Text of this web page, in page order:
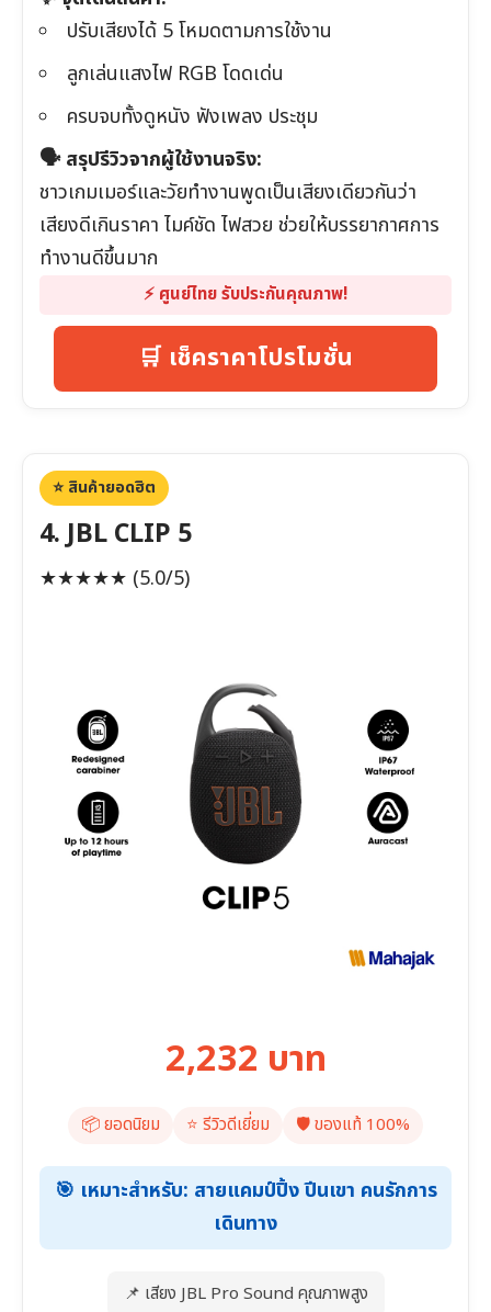
ปรับเสียงได้ 5 โหมดตามการใช้งาน
ลูกเล่นแสงไฟ RGB โดดเด่น
ครบจบทั้งดูหนัง ฟังเพลง ประชุม
🗣️ สรุปรีวิวจากผู้ใช้งานจริง:
ชาวเกมเมอร์และวัยทำงานพูดเป็นเสียงเดียวกันว่า
เสียงดีเกินราคา ไมค์ชัด ไฟสวย ช่วยให้บรรยากาศการ
ทำงานดีขึ้นมาก
⚡️ ศูนย์ไทย รับประกันคุณภาพ!
🛒 เช็คราคาโปรโมชั่น
⭐️ สินค้ายอดฮิต
4. JBL CLIP 5
★★★★★ (5.0/5)
2,232 บาท
📦 ยอดนิยม ⭐️ รีวิวดีเยี่ยม 🛡️ ของแท้ 100%
🎯 เหมาะสำหรับ: สายแคมป์ปิ้ง ปีนเขา คนรักการ
เดินทาง
📌 เสียง JBL Pro Sound คุณภาพสูง